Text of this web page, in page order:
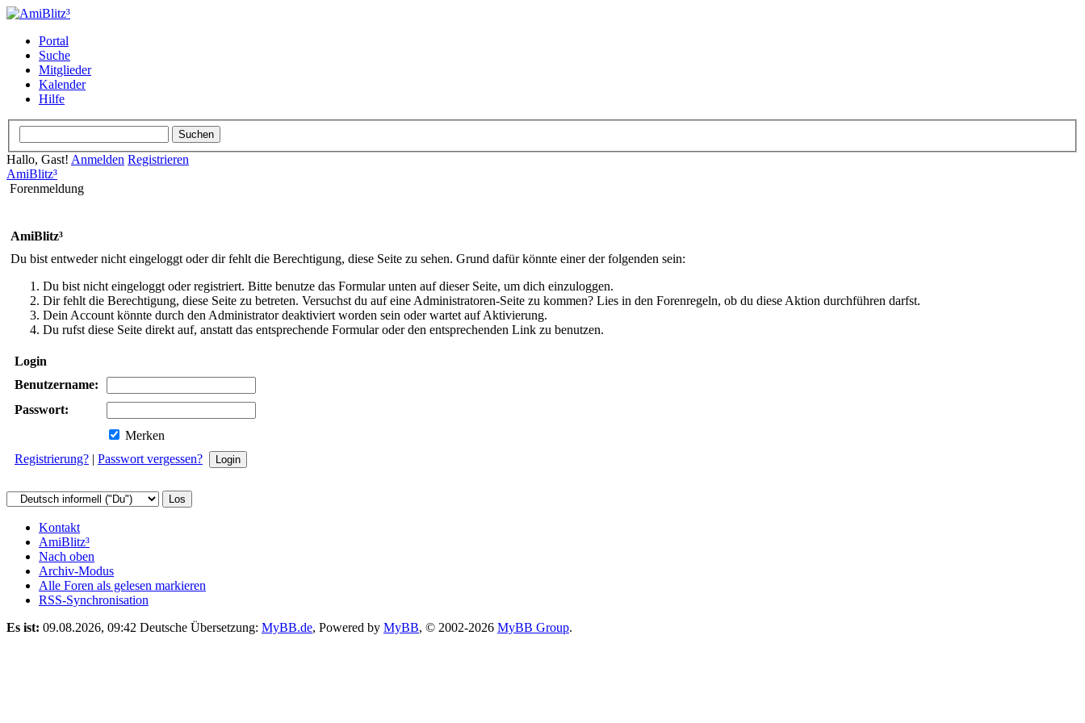
Portal
Suche
Mitglieder
Kalender
Hilfe
Hallo, Gast! Anmelden Registrieren
AmiBlitz³
Forenmeldung
AmiBlitz³
Du bist entweder nicht eingeloggt oder dir fehlt die Berechtigung, diese Seite zu sehen. Grund dafür könnte einer der folgenden sein:
Du bist nicht eingeloggt oder registriert. Bitte benutze das Formular unten auf dieser Seite, um dich einzuloggen.
Dir fehlt die Berechtigung, diese Seite zu betreten. Versuchst du auf eine Administratoren-Seite zu kommen? Lies in den Forenregeln, ob du diese Aktion durchführen darfst.
Dein Account könnte durch den Administrator deaktiviert worden sein oder wartet auf Aktivierung.
Du rufst diese Seite direkt auf, anstatt das entsprechende Formular oder den entsprechenden Link zu benutzen.
Login
Benutzername:
Passwort:
Merken
Registrierung? | Passwort vergessen?
Kontakt
AmiBlitz³
Nach oben
Archiv-Modus
Alle Foren als gelesen markieren
RSS-Synchronisation
Es ist: 09.08.2026, 09:42 Deutsche Übersetzung: MyBB.de, Powered by MyBB, © 2002-2026 MyBB Group.